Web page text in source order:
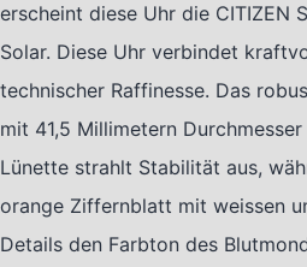
erscheint diese Uhr die CITIZEN
Solar. Diese Uhr verbindet
technischer Raffinesse. Das
mit 41,5 Millimetern
Lünette strahlt Stabilität aus,
orange Ziffernblatt mit weissen
Details den Farbton des